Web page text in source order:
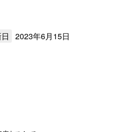
2023年6月15日